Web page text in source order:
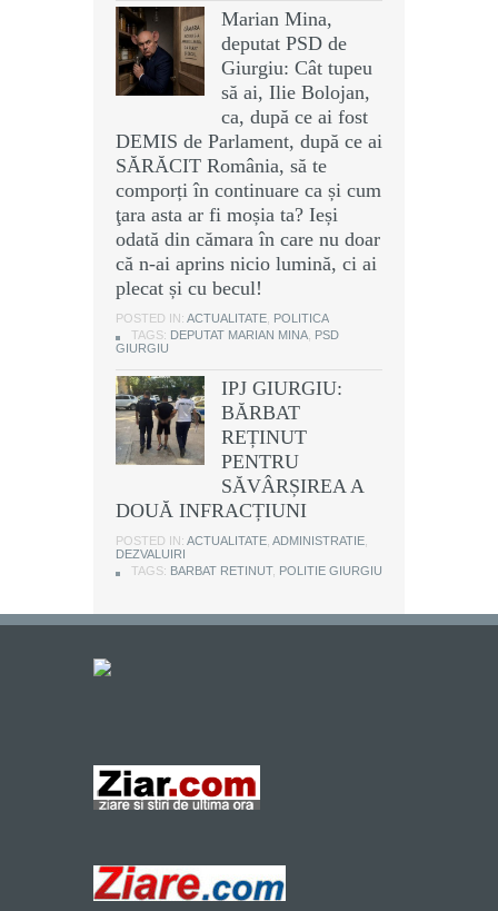
Marian Mina,
deputat PSD de
Giurgiu: Cât tupeu
să ai, Ilie Bolojan,
ca, după ce ai fost
DEMIS de Parlament, după ce ai
SĂRĂCIT România, să te
comporți în continuare ca și cum
ţara asta ar fi moșia ta? Ieși
odată din cămara în care nu doar
că n-ai aprins nicio lumină, ci ai
plecat și cu becul!
POSTED IN: ACTUALITATE POLITICA
TAGS: DEPUTAT MARIAN MINA PSD
GIURGIU
IPJ GIURGIU:
BĂRBAT
REȚINUT
PENTRU
SĂVÂRȘIREA A
DOUĂ INFRACȚIUNI
POSTED IN: ACTUALITATE ADMINISTRATIE
DEZVALUIRI
TAGS: BARBAT RETINUT, POLITIE GIURGIU